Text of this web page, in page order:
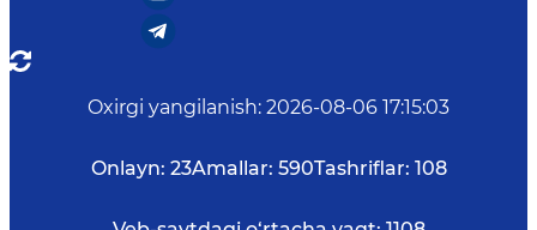
Oxirgi yangilanish: 2026-08-06 17:15:03
Onlayn: 23Amallar: 590Tashriflar: 108